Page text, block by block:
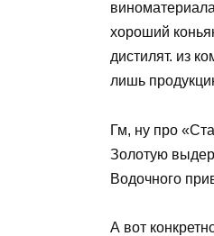
хороший
дистилят. из
лишь
Гм, ну про
Золотую
Водочного
А вот